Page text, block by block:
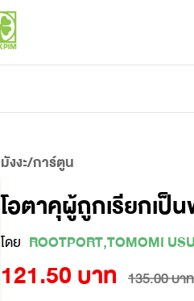
มังงะ/การ์ตูน
โอตาคุผู้ถูกเรียกเป็
โดย ROOTPORT,TOMOMI
121.50 บาท 135.00 บาท